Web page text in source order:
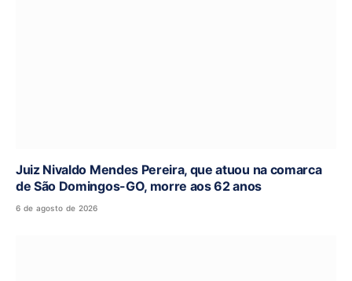
Juiz Nivaldo Mendes Pereira, que atuou na comarca
de São Domingos-GO, morre aos 62 anos
6 de agosto de 2026